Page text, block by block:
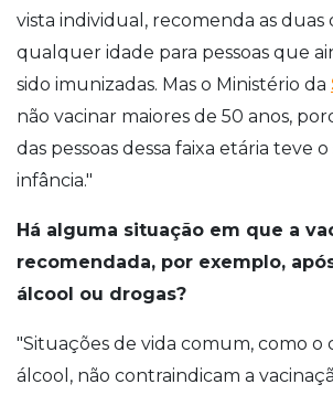
vista individual, recomenda as duas
qualquer idade para pessoas que
sido imunizadas. Mas o Ministério da
não vacinar maiores de 50 anos,
das pessoas dessa faixa etária teve
infância."
Há alguma situação em que a
recomendada, por exemplo,
álcool ou drogas?
"Situações de vida comum, como o
álcool, não contraindicam a